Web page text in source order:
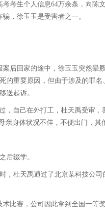
考生个人信息64万余条，向陈
，徐玉玉是受害者之一。
后回家的途中，徐玉玉突然晕
的重要原因，但由于涉及的罪名
送起诉。
，自己在外打工，杜天禹受审，
身体状况不佳，不便出门，其
后辍学。
，杜天禹通过了北京某科技公
比赛，公司因此拿到全国一等